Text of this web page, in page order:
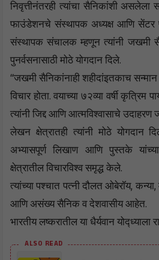
निवृत्तीनंतरही त्यांचा सैनिकांशी असलेला
फाउंडेशनचे संस्थापक अध्यक्ष आणि
संस्थापक संचालक म्हणून त्यांनी जखमी
पुनर्वसनासाठी मोठे योगदान दिले.
“जखमी सैनिकांनाही शहीदांइतकाच सन्मान
विचार होता. वयाच्या ७२व्या वर्षी
त्यांनी जिद्द आणि आत्मविश्वासाचे उदाहरण
लेखन क्षेत्रातही त्यांनी मोठे योगदान
अभ्यासपूर्ण लिखाण आणि पुस्तके
क्षेत्रातील विचारविश्व समृद्ध केले.
त्यांच्या पश्चात पत्नी दौलत ओबेरॉय,
आणि असंख्य सैनिक व देशवासीय आहेत.
भारतीय लष्करातील या धैर्यवान योद्ध्याला
ALSO READ